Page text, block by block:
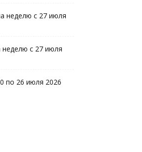
неделю с 27 июля
неделю с 27 июля
по 26 июля 2026